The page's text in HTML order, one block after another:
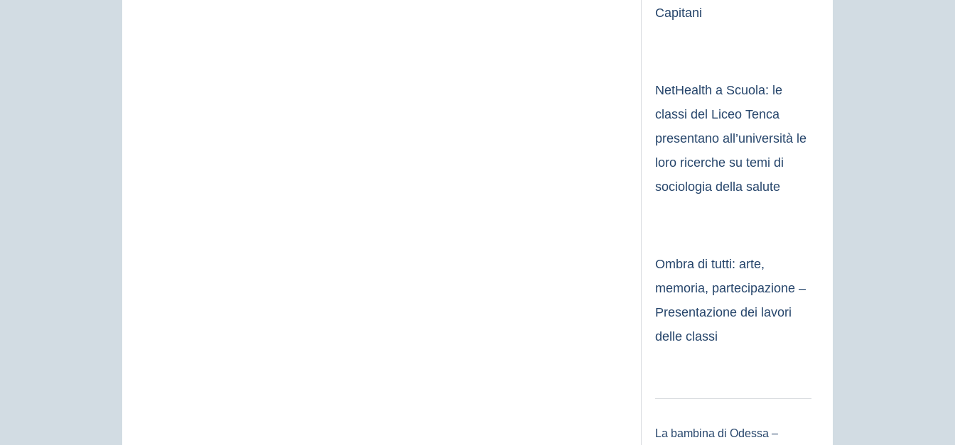
Capitani
NetHealth a Scuola: le
classi del Liceo Tenca
presentano all’università le
loro ricerche su temi di
sociologia della salute
Ombra di tutti: arte,
memoria, partecipazione –
Presentazione dei lavori
delle classi
La bambina di Odessa –